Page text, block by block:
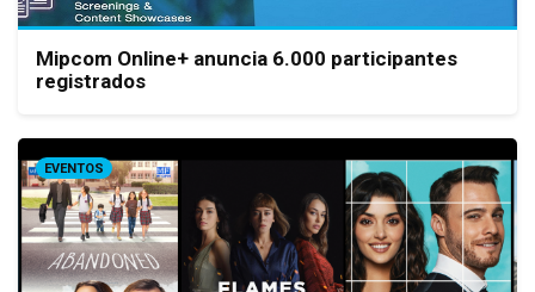
Mipcom Online+ anuncia 6.000 participantes
registrados
EVENTOS